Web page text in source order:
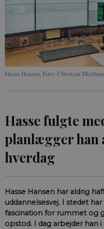
Hasse Hansen. Foto: Christian
Hasse fulgte
planlægger han
hverdag
Hasse Hansen har aldrig
uddannelsesvej. I stedet
fascination for rummet og
opstod. I dag arbejder